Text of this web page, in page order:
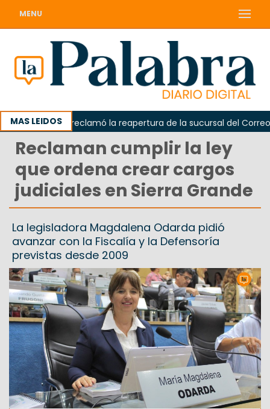
MENU
MAS LEIDOS
Odarda reclamó la reapertura de la sucursal del Correo
Reclaman cumplir la ley
que ordena crear cargos
judiciales en Sierra Grande
La legisladora Magdalena Odarda pidió
avanzar con la Fiscalía y la Defensoría
previstas desde 2009